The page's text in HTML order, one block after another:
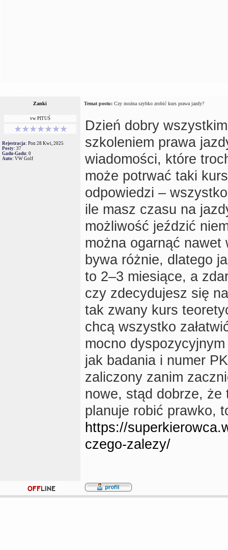
Zanki Temat postu: Czy można szybko zrobić kurs prawa jazdy?
vw PITUŚ
Rejestracja: Pon 28 Kwi, 2025
Posty: 37
Gadu-Gadu: 0
Auto: VW Golf
Dzień dobry
szkoleniem prawa
wiadomości, które
może potrwać taki
odpowiedzi –
ile masz czasu na
możliwość jeździć
można ogarnąć
bywa różnie, dlatego
to 2–3 miesiące, a
czy zdecydujesz się
tak zwany kurs
chcą wszystko
mocno
jak badania i numer
zaliczony zanim
nowe, stąd dobrze, że
planuje robić prawko,
https://
czego-zalezy/